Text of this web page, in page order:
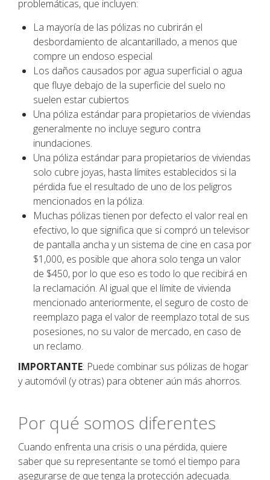
problemáticas, que incluyen:
La mayoría de las pólizas no cubrirán el
desbordamiento de alcantarillado, a menos que
compre un endoso especial
Los daños causados por agua superficial o agua
que fluye debajo de la superficie del suelo no
suelen estar cubiertos
Una póliza estándar para propietarios de viviendas
generalmente no incluye seguro contra
inundaciones.
Una póliza estándar para propietarios de viviendas
solo cubre joyas, hasta límites establecidos si la
pérdida fue el resultado de uno de los peligros
mencionados en la póliza.
Muchas pólizas tienen por defecto el valor real en
efectivo, lo que significa que si compró un televisor
de pantalla ancha y un sistema de cine en casa por
$1,000, es posible que ahora solo tenga un valor
de $450, por lo que eso es todo lo que recibirá en
la reclamación. Al igual que el límite de vivienda
mencionado anteriormente, el seguro de costo de
reemplazo paga el valor de reemplazo total de sus
posesiones, no su valor de mercado, en caso de
un reclamo.
IMPORTANTE: Puede combinar sus pólizas de hogar
y automóvil (y otras) para obtener aún más ahorros.
Por qué somos diferentes
Cuando enfrenta una crisis o una pérdida, quiere
saber que su representante se tomó el tiempo para
asegurarse de que tenga la protección adecuada.